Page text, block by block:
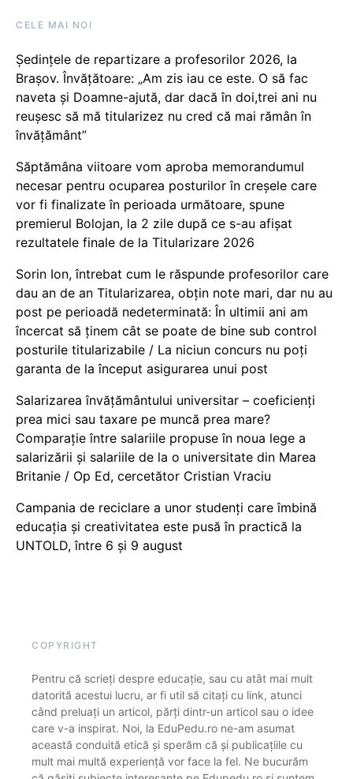
CELE MAI NOI
Ședințele de repartizare a profesorilor 2026, la
Brașov. Învățătoare: „Am zis iau ce este. O să fac
naveta și Doamne-ajută, dar dacă în doi,trei ani nu
reușesc să mă titularizez nu cred că mai rămân în
învățământ”
Săptămâna viitoare vom aproba memorandumul
necesar pentru ocuparea posturilor în creșele care
vor fi finalizate în perioada următoare, spune
premierul Bolojan, la 2 zile după ce s-au afișat
rezultatele finale de la Titularizare 2026
Sorin Ion, întrebat cum le răspunde profesorilor care
dau an de an Titularizarea, obțin note mari, dar nu au
post pe perioadă nedeterminată: În ultimii ani am
încercat să ținem cât se poate de bine sub control
posturile titularizabile / La niciun concurs nu poți
garanta de la început asigurarea unui post
Salarizarea învățământului universitar – coeficienți
prea mici sau taxare pe muncă prea mare?
Comparație între salariile propuse în noua lege a
salarizării și salariile de la o universitate din Marea
Britanie / Op Ed, cercetător Cristian Vraciu
Campania de reciclare a unor studenți care îmbină
educația și creativitatea este pusă în practică la
UNTOLD, între 6 și 9 august
COPYRIGHT
Pentru că scrieți despre educație, sau cu atât mai mult
datorită acestui lucru, ar fi util să citați cu link, atunci
când preluați un articol, părți dintr-un articol sau o idee
care v-a inspirat. Noi, la EduPedu.ro ne-am asumat
această conduită etică și sperăm că și publicațiile cu
mult mai multă experiență vor face la fel. Ne bucurăm